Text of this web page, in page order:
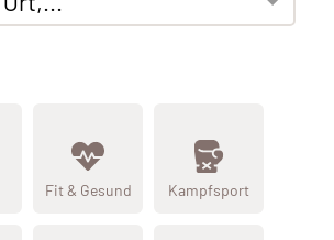
Fit & Gesund Kampfsport